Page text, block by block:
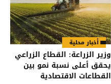
أخبار محلية
وزير الزراعة: القطاع الزراعي
يحقق أعلى نسبة نمو بين
القطاعات الاقتصادية